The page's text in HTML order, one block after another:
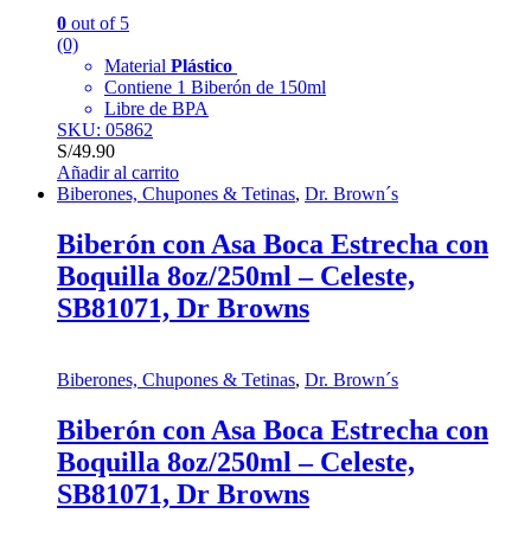
0 out of 5
(0)
Material Plástico
Contiene 1 Biberón de 150ml
Libre de BPA
SKU: 05862
S/49.90
Añadir al carrito
Biberones, Chupones & Tetinas, Dr. Brown´s
Biberón con Asa Boca Estrecha con
Boquilla 8oz/250ml – Celeste,
SB81071, Dr Browns
Biberones, Chupones & Tetinas, Dr. Brown´s
Biberón con Asa Boca Estrecha con
Boquilla 8oz/250ml – Celeste,
SB81071, Dr Browns